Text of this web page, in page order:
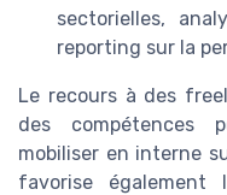
sectorielles,
reporting sur la
Le recours à des
des compétences
mobiliser en interne
favorise également